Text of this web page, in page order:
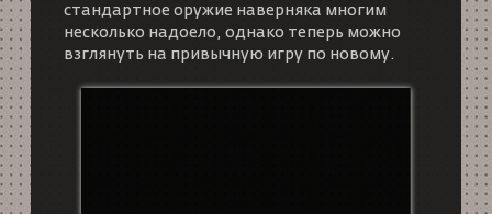
стандартное оружие наверняка многим
несколько надоело, однако теперь можно
взглянуть на привычную игру по новому.